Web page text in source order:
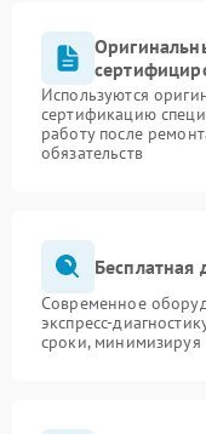
Используются
сертификацию
работу после
обязательств
Бесплатная
Современное
экспресс-
сроки, минимизируя